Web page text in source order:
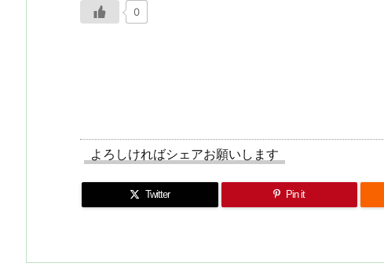
0
よろしければシェアお願いします
Twitter Pin it